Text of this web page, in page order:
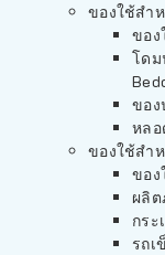
ของใช้สำ
ของ
โดม
ของ
หลอ
ของใช้สำ
ของ
ผลิ
กระ
รถเ